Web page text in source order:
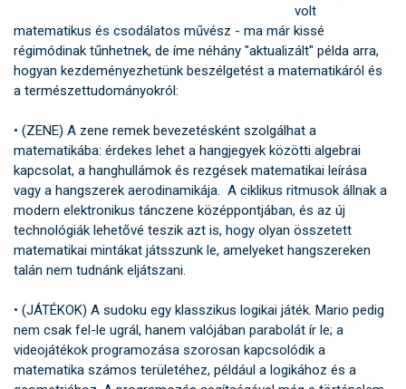
volt
matematikus és csodálatos művész - ma már kissé
régimódinak tűnhetnek, de íme néhány "aktualizált" példa arra,
hogyan kezdeményezhetünk beszélgetést a matematikáról és
a természettudományokról:
• (ZENE) A zene remek bevezetésként szolgálhat a
matematikába: érdekes lehet a hangjegyek közötti algebrai
kapcsolat, a hanghullámok és rezgések matematikai leírása
vagy a hangszerek aerodinamikája. A ciklikus ritmusok állnak a
modern elektronikus tánczene középpontjában, és az új
technológiák lehetővé teszik azt is, hogy olyan összetett
matematikai mintákat játsszunk le, amelyeket hangszereken
talán nem tudnánk eljátszani.
• (JÁTÉKOK) A sudoku egy klasszikus logikai játék. Mario pedig
nem csak fel-le ugrál, hanem valójában parabolát ír le; a
videojátékok programozása szorosan kapcsolódik a
matematika számos területéhez, például a logikához és a